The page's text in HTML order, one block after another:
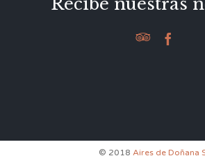
Recibe nuestras
 
© 2018 Aires de Doñana